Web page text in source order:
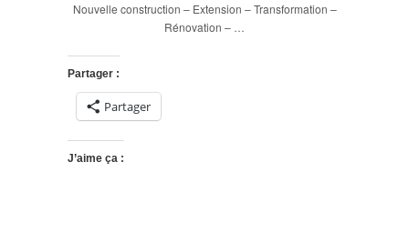
Nouvelle construction – Extension – Transformation –
Rénovation – …
Partager :
Partager
J’aime ça :